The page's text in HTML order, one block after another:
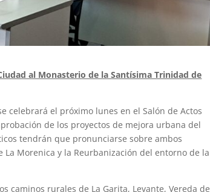
al Monasterio de la Santísima Trinidad de
celebrará el próximo lunes en el Salón de Actos
de los proyectos de mejora urbana del
tendrán que pronunciarse sobre ambos
Morenica y la Reurbanización del entorno de la
caminos rurales de La Garita, Levante, Vereda de